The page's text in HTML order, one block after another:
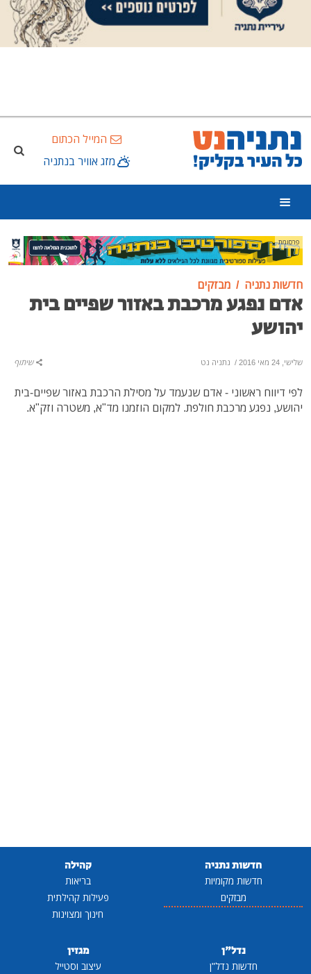
המייל הכתום
מזג אוויר בנתניה
פרסומת
חדשות נתניה מבזקים
אדם נפגע מרכבת באזור שפיים בית
יהושע
שלישי, 24 מאי 2016 / נתניה נט שיתוף
לפי דיווח ראשוני - אדם שנעמד על מסילת הרכבת באזור שפיים-בית
יהושע, נפגע מרכבת חולפת. למקום הוזמנו מד"א, משטרה וזק"א.
חדשות נתניה
חדשות מקומיות
מבזקים
קהילה
בריאות
פעילות קהילתית
חינוך ומצוינות
נדל"ן
חדשות נדל"ן
מגזין
עיצוב וסטייל